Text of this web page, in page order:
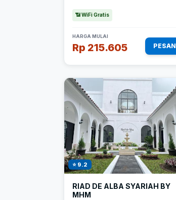
📶 WiFi Gratis
HARGA MULAI
Rp 215.605 PESAN
⭐ 9.2
RIAD DE ALBA SYARIAH BY
MHM